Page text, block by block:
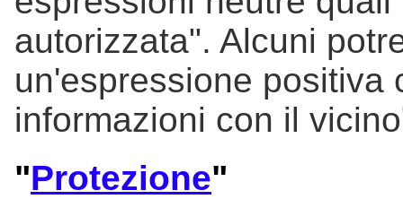
autorizzata". Alcuni
un'espressione positiva
informazioni con il
"Protezione"